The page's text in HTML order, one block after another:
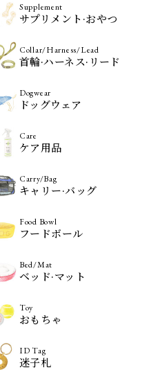
Supplement
サプリメント·おやつ
Collar/Harness/Lead
首輪·ハーネス·リード
Dogwear
ドッグウェア
Care
ケア用品
Carry/Bag
キャリー·バッグ
Food Bowl
フードボール
Bed/Mat
ベッド·マット
Toy
おもちゃ
ID Tag
迷子札